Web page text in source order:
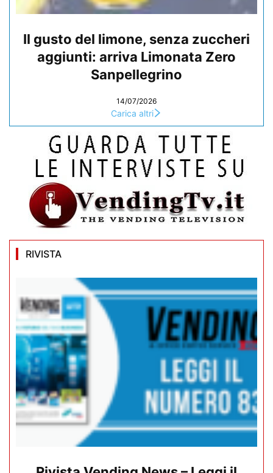
Il gusto del limone, senza zuccheri
aggiunti: arriva Limonata Zero
Sanpellegrino
14/07/2026
Carica altri
RIVISTA